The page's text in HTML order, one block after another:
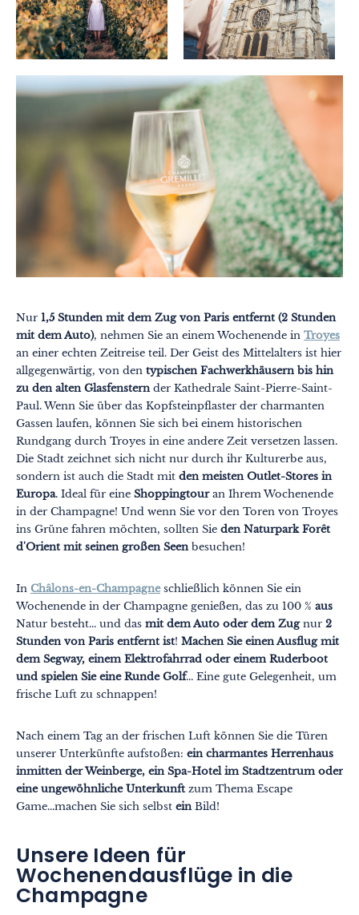
Nur 1,5 Stunden mit dem Zug von Paris entfernt (2 Stunden
mit dem Auto), nehmen Sie an einem Wochenende in Troyes
an einer echten Zeitreise teil. Der Geist des Mittelalters ist hier
allgegenwärtig, von den typischen Fachwerkhäusern bis hin
zu den alten Glasfensternder Kathedrale Saint-Pierre-Saint-
Paul. Wenn Sie über das Kopfsteinpflaster der charmanten
Gassen laufen, können Sie sich bei einem historischen
Rundgang durch Troyes in eine andere Zeit versetzen lassen.
Die Stadt zeichnet sich nicht nur durch ihr Kulturerbe aus,
sondern ist auch die Stadt mit den meisten Outlet-Stores in
Europa. Ideal für eine Shoppingtouran Ihrem Wochenende
in der Champagne! Und wenn Sie vor den Toren von Troyes
ins Grüne fahren möchten, sollten Sie den Naturpark Forêt
d'Orient mit seinen großen Seenbesuchen!
In Châlons-en-Champagneschließlich können Sie ein
Wochenende in der Champagne genießen, das zu 100 % aus
Natur besteht... und das mit dem Auto oder dem Zugnur 2
Stunden von Paris entfernt ist! Machen Sie einen Ausflug mit
dem Segway, einem Elektrofahrrad oder einem Ruderboot
und spielen Sie eine Runde Golf... Eine gute Gelegenheit, um
frische Luft zu schnappen!
Nach einem Tag an der frischen Luft können Sie die Türen
unserer Unterkünfte aufstoßen: ein charmantes Herrenhaus
inmitten der Weinberge, ein Spa-Hotel im Stadtzentrum oder
eine ungewöhnliche Unterkunftzum Thema Escape
Game...machen Sie sich selbst einBild!
Unsere Ideen für
Wochenendausflüge in die
Champagne